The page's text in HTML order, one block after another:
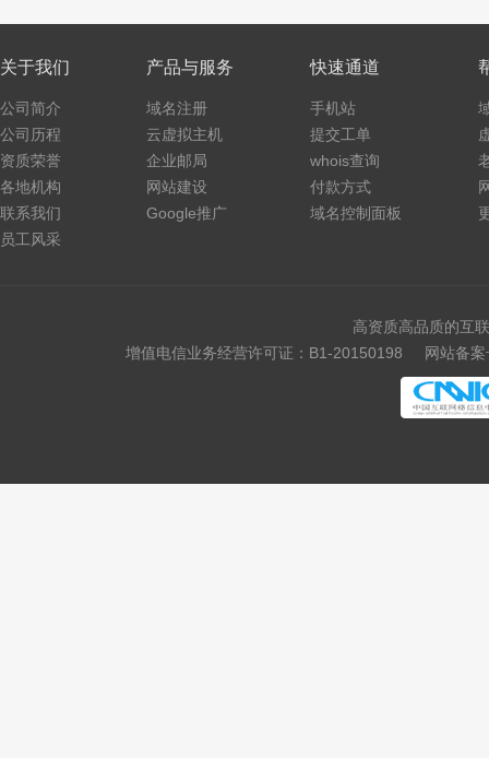
关于我们
公司简介
公司历程
资质荣誉
各地机构
联系我们
员工风采
产品与服务
域名注册
云虚拟主机
企业邮局
网站建设
Google推广
快速通道
手机站
提交工单
whois查询
付款方式
域名控制面板
高资质高品质的互
增值电信业务经营许可证：B1-20150198
网站备